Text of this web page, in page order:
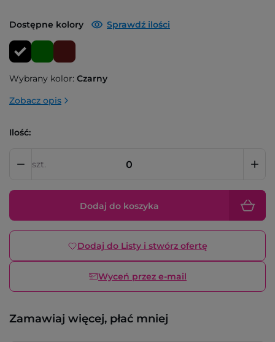
Dostępne kolory Sprawdź ilości
Wybrany kolor: Czarny
Zobacz opis
Ilość:
szt.
Dodaj do koszyka
Dodaj do Listy i stwórz ofertę
Wyceń przez e-mail
Zamawiaj więcej, płać mniej